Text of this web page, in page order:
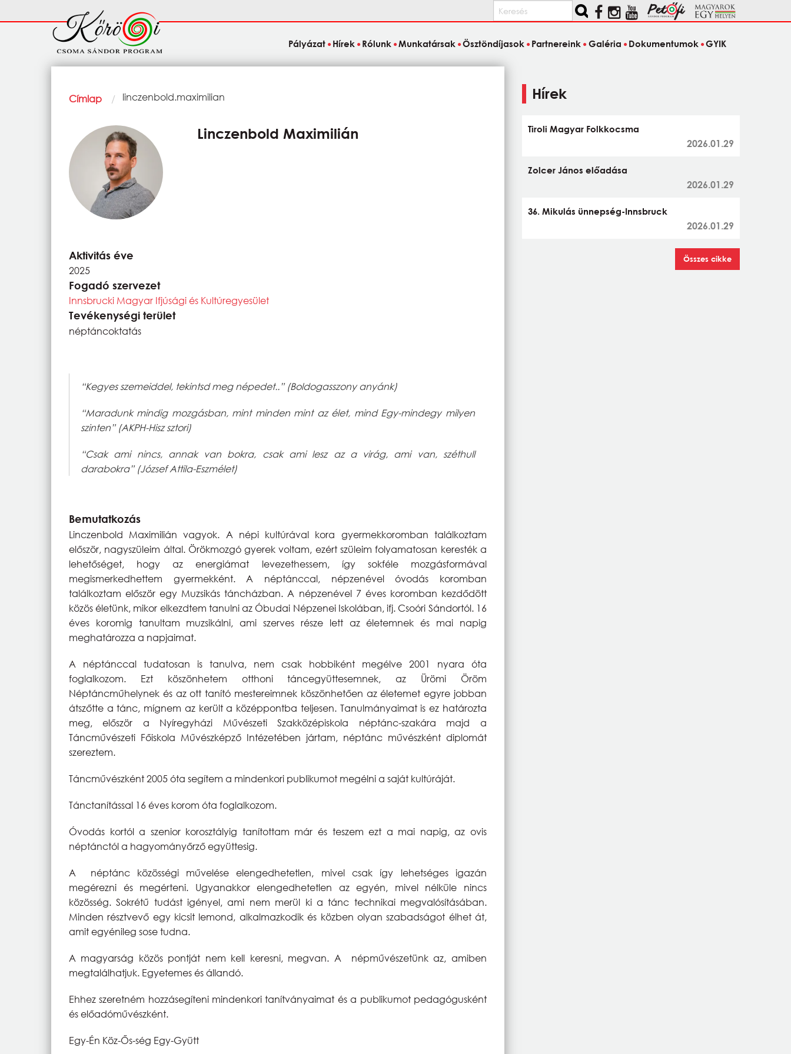
Keresés
Fő
navigáció
Pályázat Hírek Rólunk Munkatársak Ösztöndíjasok Partnereink Galéria Dokumentumok GYIK
Morzsa
Címlap Current:
linczenbold.maximilian
Linczenbold Maximilián
Aktivitás éve
2025
Fogadó szervezet
Innsbrucki Magyar Ifjúsági és Kultúregyesület
Tevékenységi terület
néptáncoktatás
“Kegyes szemeiddel, tekintsd meg népedet..” (Boldogasszony anyánk)
“Maradunk mindig mozgásban, mint minden mint az élet, mind Egy-mindegy milyen
szinten” (AKPH-Hisz sztori)
“Csak ami nincs, annak van bokra, csak ami lesz az a virág, ami van, széthull
darabokra” (József Attila-Eszmélet)
Bemutatkozás
Linczenbold Maximilián vagyok. A népi kultúrával kora gyermekkoromban találkoztam
először, nagyszüleim által. Örökmozgó gyerek voltam, ezért szüleim folyamatosan keresték a
lehetőséget, hogy az energiámat levezethessem, így sokféle mozgásformával
megismerkedhettem gyermekként. A néptánccal, népzenével óvodás koromban
találkoztam először egy Muzsikás táncházban. A népzenével 7 éves koromban kezdődött
közös életünk, mikor elkezdtem tanulni az Óbudai Népzenei Iskolában, ifj. Csoóri Sándortól. 16
éves koromig tanultam muzsikálni, ami szerves része lett az életemnek és mai napig
meghatározza a napjaimat.
A néptánccal tudatosan is tanulva, nem csak hobbiként megélve 2001 nyara óta
foglalkozom. Ezt köszönhetem otthoni táncegyüttesemnek, az Ürömi Öröm
Néptáncműhelynek és az ott tanító mestereimnek köszönhetően az életemet egyre jobban
átszőtte a tánc, mígnem az került a középpontba teljesen. Tanulmányaimat is ez határozta
meg, először a Nyíregyházi Művészeti Szakközépiskola néptánc-szakára majd a
Táncművészeti Főiskola Művészképző Intézetében jártam, néptánc művészként diplomát
szereztem.
Táncművészként 2005 óta segítem a mindenkori publikumot megélni a saját kultúráját.
Tánctanítással 16 éves korom óta foglalkozom.
Óvodás kortól a szenior korosztályig tanítottam már és teszem ezt a mai napig, az ovis
néptánctól a hagyományőrző együttesig.
A néptánc közösségi művelése elengedhetetlen, mivel csak így lehetséges igazán
megérezni és megérteni. Ugyanakkor elengedhetetlen az egyén, mivel nélküle nincs
közösség. Sokrétű tudást igényel, ami nem merül ki a tánc technikai megvalósításában.
Minden résztvevő egy kicsit lemond, alkalmazkodik és közben olyan szabadságot élhet át,
amit egyénileg sose tudna.
A magyarság közös pontját nem kell keresni, megvan. A népművészetünk az, amiben
megtalálhatjuk. Egyetemes és állandó.
Ehhez szeretném hozzásegíteni mindenkori tanítványaimat és a publikumot pedagógusként
és előadóművészként.
Egy-Én Köz-Ős-ség Egy-Gyütt
Hírek
Tiroli Magyar Folkkocsma
2026.01.29
Zolcer János előadása
2026.01.29
36. Mikulás ünnepség-Innsbruck
2026.01.29
Összes cikke